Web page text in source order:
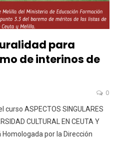
para
de interinos de
0
ASPECTOS SINGULARES
CULTURAL EN CEUTA Y
por la Dirección